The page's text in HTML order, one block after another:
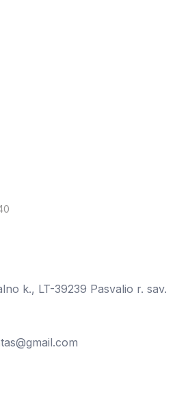
k., LT-39239 Pasvalio r. sav.